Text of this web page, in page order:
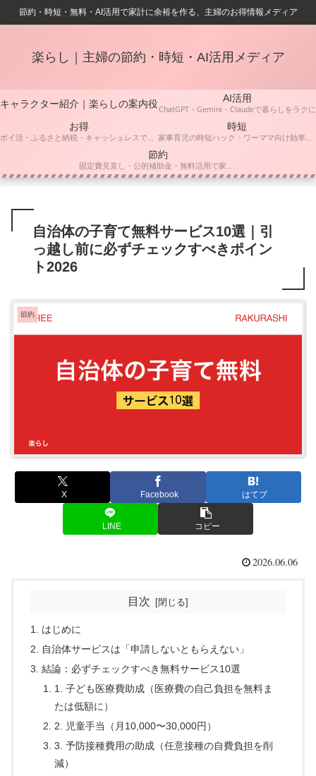
節約・時短・無料・AI活用で家計に余裕を作る、主婦のお得情報メディア
楽らし｜主婦の節約・時短・AI活用メディア
キャラクター紹介｜楽らしの案内役 AI活用
ChatGPT・Gemini・Claudeで暮らしをラクに
お得 時短
節約
自治体の子育て無料サービス10選｜引
っ越し前に必ずチェックすべきポイン
ト2026
節約
X Facebook はてブ
LINE コピー
2026.06.06
目次
はじめに
自治体サービスは「申請しないともらえない」
結論：必ずチェックすべき無料サービス10選
1. 子ども医療費助成（医療費の自己負担を無料ま
たは低額に）
2. 児童手当（月10,000〜30,000円）
3. 予防接種費用の助成（任意接種の自費負担を削
減）